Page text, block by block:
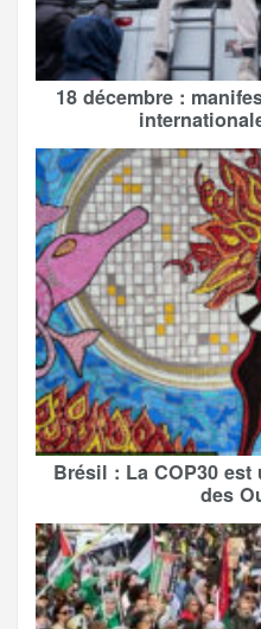
18 décembre :
Brésil : La COP30 est
des